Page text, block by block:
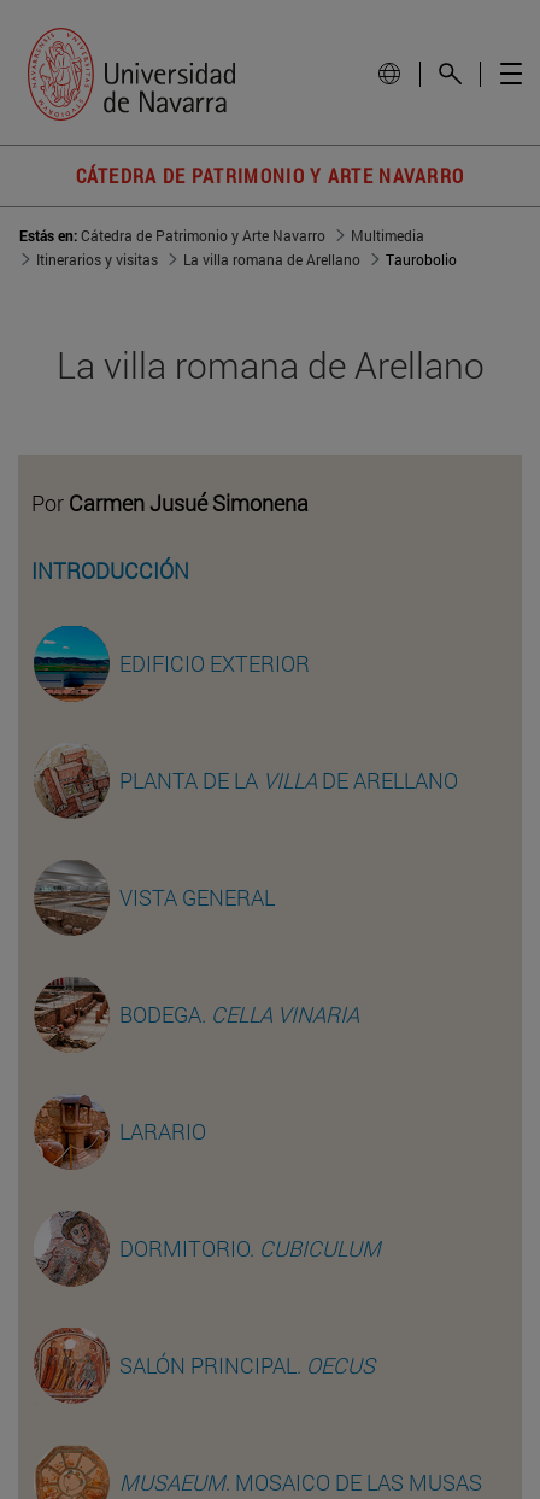
CÁTEDRA DE PATRIMONIO Y ARTE NAVARRO
Estás en:Cátedra de Patrimonio y Arte Navarro
Multimedia
Itinerarios y visitas
La villa romana de Arellano Taurobolio
La villa romana de Arellano
Por Carmen Jusué Simonena
INTRODUCCIÓN
EDIFICIO EXTERIOR
PLANTA DE LA VILLA DE ARELLANO
VISTA GENERAL
BODEGA. CELLA VINARIA
LARARIO
DORMITORIO. CUBICULUM
SALÓN PRINCIPAL. OECUS
MUSAEUM. MOSAICO DE LAS MUSAS